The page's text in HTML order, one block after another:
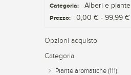
Categoria: Alberi e piante
Prezzo: 0,00 € - 99,99 €
Opzioni acquisto
Categoria
Piante aromatiche (111)